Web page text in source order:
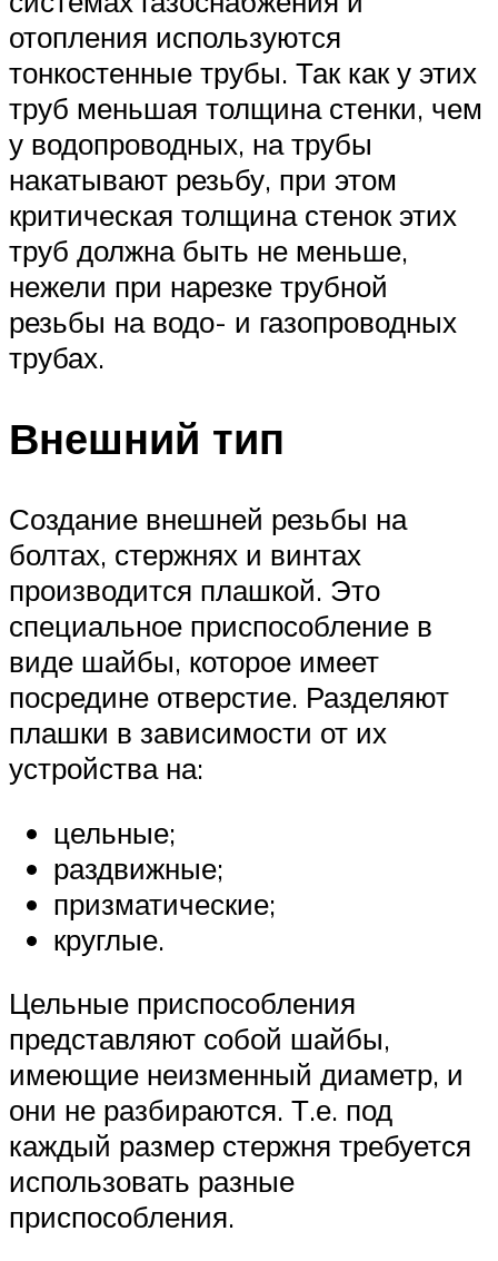
отопления используются
тонкостенные трубы. Так как у этих
труб меньшая толщина стенки, чем
у водопроводных, на трубы
накатывают резьбу, при этом
критическая толщина стенок этих
труб должна быть не меньше,
нежели при нарезке трубной
резьбы на водо- и газопроводных
трубах.
Внешний тип
Создание внешней резьбы на
болтах, стержнях и винтах
производится плашкой. Это
специальное приспособление в
виде шайбы, которое имеет
посредине отверстие. Разделяют
плашки в зависимости от их
устройства на:
цельные;
раздвижные;
призматические;
круглые.
Цельные приспособления
представляют собой шайбы,
имеющие неизменный диаметр, и
они не разбираются. Т.е. под
каждый размер стержня требуется
использовать разные
приспособления.